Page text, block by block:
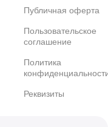
Публичная оферта
Пользовательское
соглашение
Политика
Реквизиты